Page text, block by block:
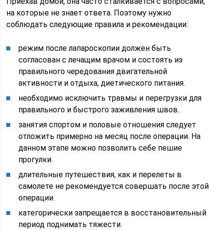
на которые не знает ответа. Поэтому нужно
соблюдать следующие правила и рекомендации:
режим после лапароскопии должен быть
согласован с лечащим врачом и состоять из
правильного чередования двигательной
активности и отдыха, диетического питания.
необходимо исключить травмы и перегрузки для
правильного и быстрого заживления швов.
занятия спортом и половые отношения следует
отложить примерно на месяц после операции. На
данном этапе можно позволить себе пешие
прогулки.
длительные путешествия, как и перелеты в
самолете не рекомендуется совершать после этой
операции.
категорически запрещается в восстановительный
период поднимать тяжести.